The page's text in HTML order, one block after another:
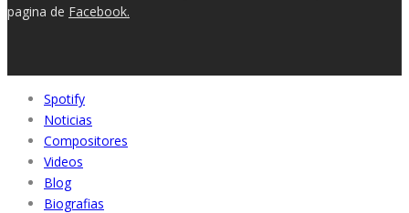
pagina de Facebook.
Spotify
Noticias
Compositores
Videos
Blog
Biografias